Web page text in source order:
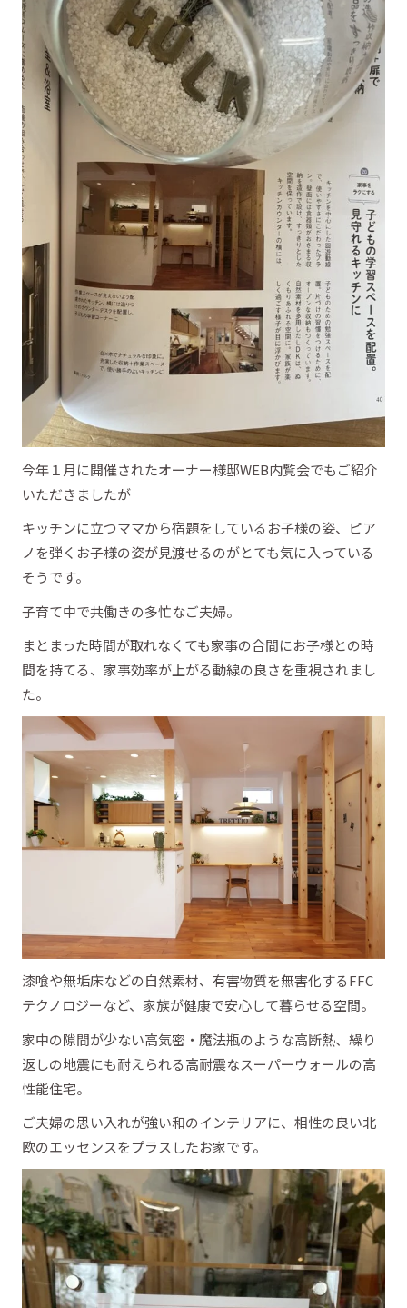
今年１月に開催されたオーナー様邸WEB内覧会でもご紹介
いただきましたが
キッチンに立つママから宿題をしているお子様の姿、ピア
ノを弾くお子様の姿が見渡せるのがとても気に入っている
そうです。
子育て中で共働きの多忙なご夫婦。
まとまった時間が取れなくても家事の合間にお子様との時
間を持てる、家事効率が上がる動線の良さを重視されまし
た。
漆喰や無垢床などの自然素材、有害物質を無害化するFFC
テクノロジーなど、家族が健康で安心して暮らせる空間。
家中の隙間が少ない高気密・魔法瓶のような高断熱、繰り
返しの地震にも耐えられる高耐震なスーパーウォールの高
性能住宅。
ご夫婦の思い入れが強い和のインテリアに、相性の良い北
欧のエッセンスをプラスしたお家です。